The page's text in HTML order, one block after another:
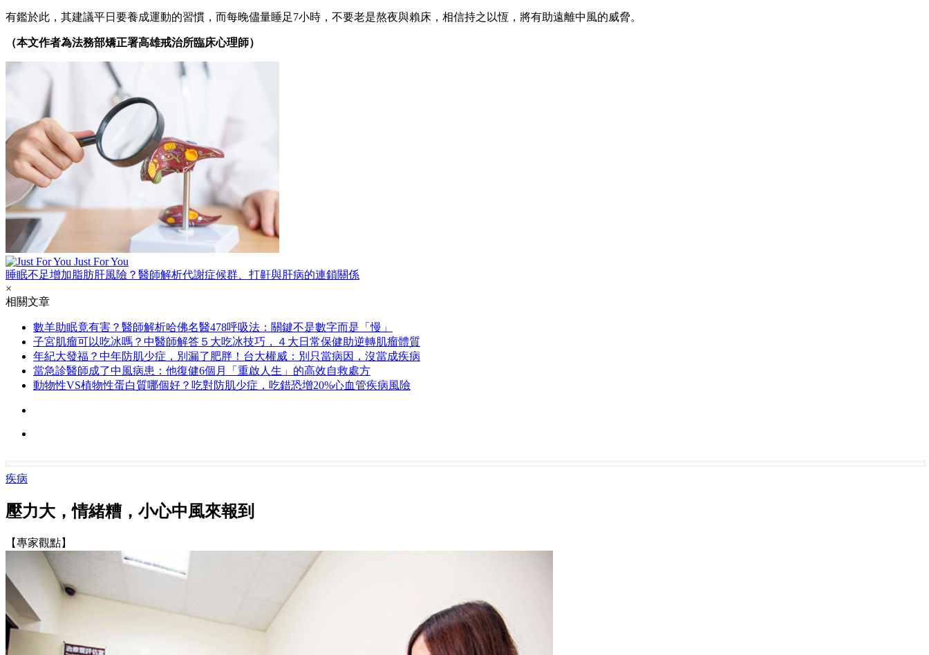
有鑑於此，其建議平日要養成運動的習慣，而每晚儘量睡足7小時，不要老是熬夜與賴床，相信持之以恆，將有助遠離中風的威脅。
（本文作者為法務部矯正署高雄戒治所臨床心理師）
Just For You
睡眠不足增加脂肪肝風險？醫師解析代謝症候群、打鼾與肝病的連鎖關係
×
相關文章
數羊助眠竟有害？醫師解析哈佛名醫478呼吸法：關鍵不是數字而是「慢」
子宮肌瘤可以吃冰嗎？中醫師解答５大吃冰技巧，４大日常保健助逆轉肌瘤體質
年紀大發福？中年防肌少症，別漏了肥胖！台大權威：別只當病因，沒當成疾病
當急診醫師成了中風病患：他復健6個月「重啟人生」的高效自救處方
動物性VS植物性蛋白質哪個好？吃對防肌少症，吃錯恐增20%心血管疾病風險
疾病
壓力大，情緒糟，小心中風來報到
【專家觀點】